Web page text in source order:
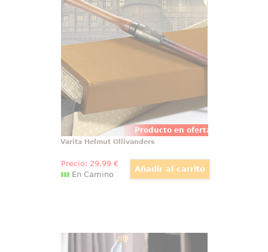
Producto en oferta
Épica, detallada y mágica réplica
oficial de la varita de Helmut,
basada en la saga de películas
Animales Fantásticos. Viene en
una bonita caja de regalo y con
una cenefa para adornar.
Varita Helmut Ollivanders
Precio: 29,99€
En Camino
Figura de Porcelana Superman